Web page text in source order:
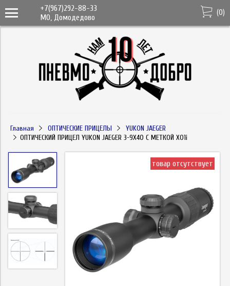
+7(967)292-88-33
МО, Домодедово
(0)
Главная ОПТИЧЕСКИЕ ПРИЦЕЛЫ
YUKON JAEGER
ОПТИЧЕСКИЙ ПРИЦЕЛ YUKON JAEGER 3-9Х40 С МЕТКОЙ X01i
товар отсутствует